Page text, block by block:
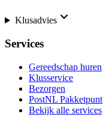
Klusadvies
Services
Gereedschap huren
Klusservice
Bezorgen
PostNL Pakketpunt
Bekijk alle services